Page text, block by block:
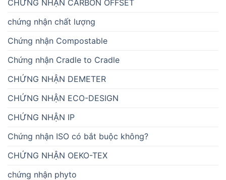
CHỨNG NHẬN CARBON OFFSET
chứng nhận chất lượng
Chứng nhận Compostable
Chứng nhận Cradle to Cradle
CHỨNG NHẬN DEMETER
CHỨNG NHẬN ECO-DESIGN
CHỨNG NHẬN IP
Chứng nhận ISO có bắt buộc không?
CHỨNG NHẬN OEKO-TEX
chứng nhận phyto